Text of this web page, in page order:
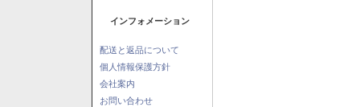
インフォメーション
配送と返品について
個人情報保護方針
会社案内
お問い合わせ